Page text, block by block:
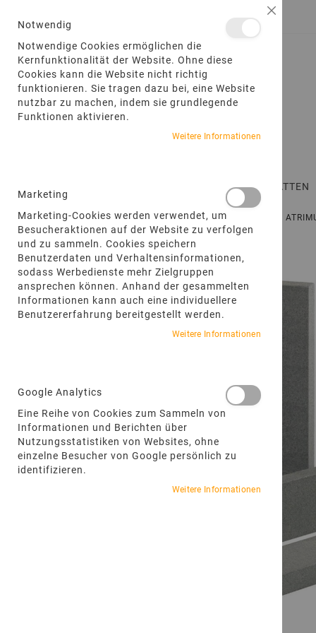
ZUMANMELDEN
TERRASSENPLATTEN
STARTSEITE PRODUKTE PALISADEN
Zum
Ende
der
Bildgalerie
springen
Notwendig
Notwendige Cookies ermöglichen die
Kernfunktionalität der Website. Ohne diese
Cookies kann die Website nicht richtig
funktionieren. Sie tragen dazu bei, eine Website
nutzbar zu machen, indem sie grundlegende
Funktionen aktivieren.
Weitere Informationen
Marketing
Marketing-Cookies werden verwendet, um
Besucheraktionen auf der Website zu verfolgen
und zu sammeln. Cookies speichern
Benutzerdaten und Verhaltensinformationen,
sodass Werbedienste mehr Zielgruppen
ansprechen können. Anhand der gesammelten
Informationen kann auch eine individuellere
Benutzererfahrung bereitgestellt werden.
Weitere Informationen
Google Analytics
Eine Reihe von Cookies zum Sammeln von
Informationen und Berichten über
Nutzungsstatistiken von Websites, ohne
einzelne Besucher von Google persönlich zu
identifizieren.
Weitere Informationen